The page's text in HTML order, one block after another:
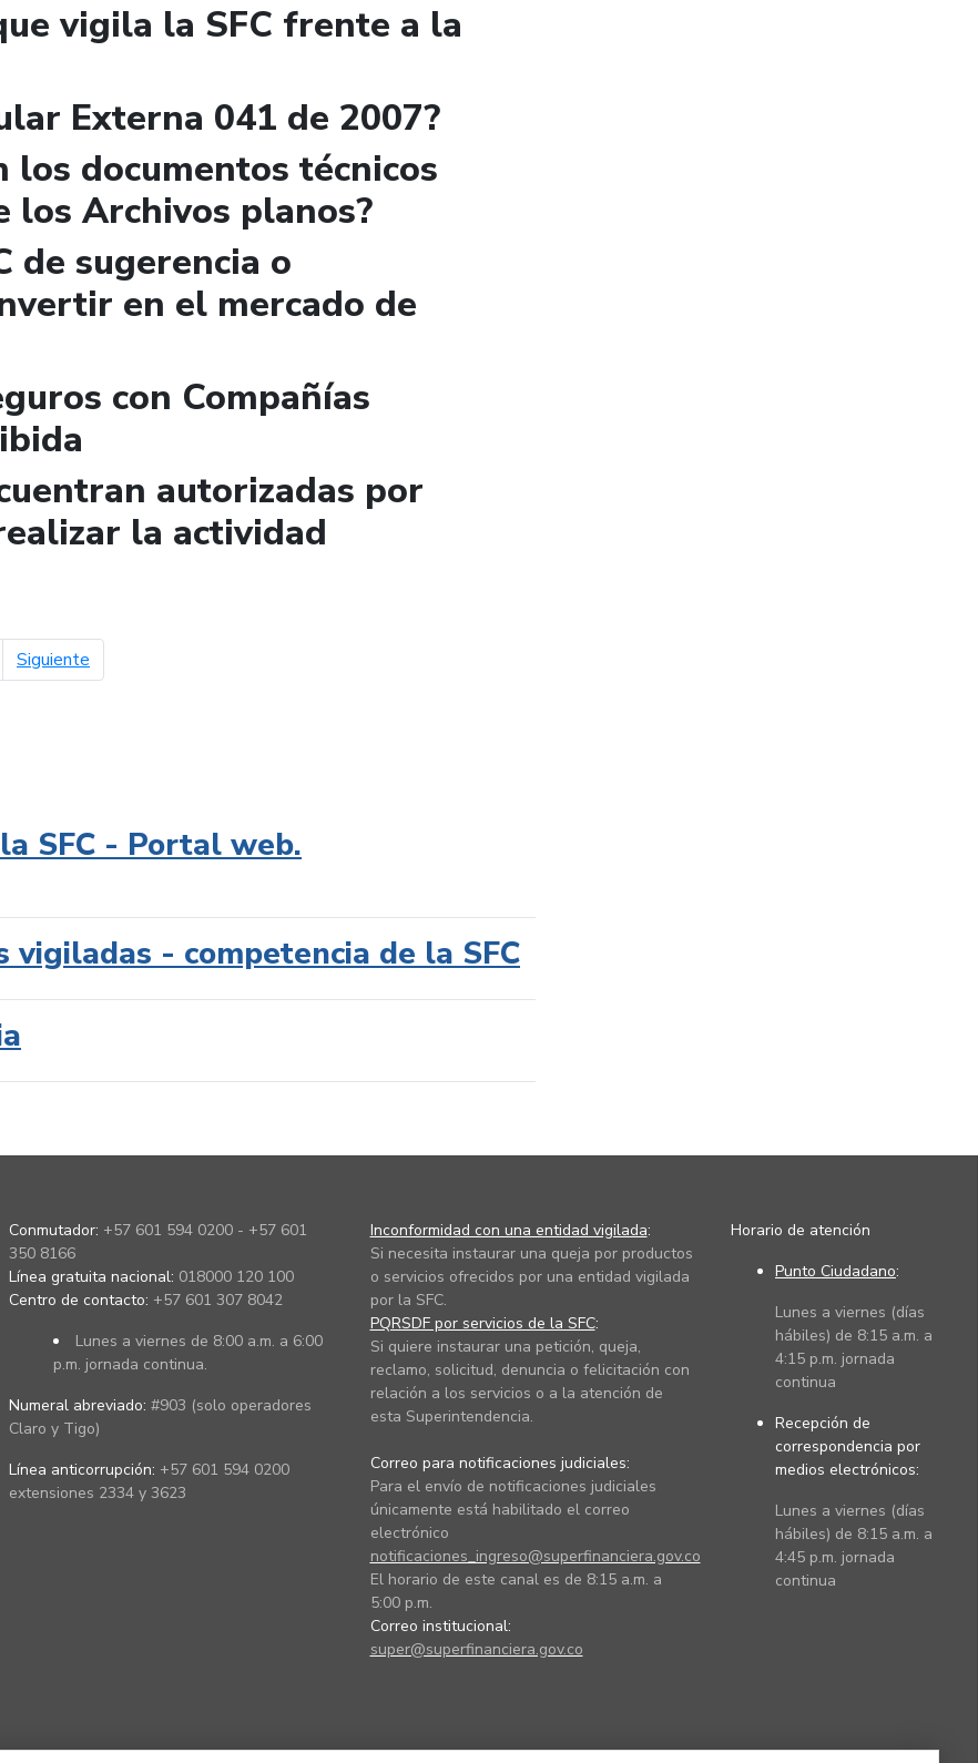
vigila la SFC frente a la
Externa 041 de 2007?
los documentos técnicos
los Archivos planos?
de sugerencia o
en el mercado de
con Compañías
autorizadas por
la actividad
Siguiente
SFC - Portal web.
vigiladas - competencia de la SFC
Conmutador: +57 601 594 0200 - +57 601
350 8166
Línea gratuita nacional: 018000 120 100
Centro de contacto: +57 601 307 8042
Lunes a viernes de 8:00 a.m. a 6:00
p.m. jornada continua.
Numeral abreviado: #903 (solo operadores
Claro y Tigo)
Línea anticorrupción: +57 601 594 0200
extensiones 2334 y 3623
Inconformidad con una entidad vigilada:
Si necesita instaurar una queja por productos
o servicios ofrecidos por una entidad vigilada
por la SFC.
PQRSDF por servicios de la SFC:
Si quiere instaurar una petición, queja,
reclamo, solicitud, denuncia o felicitación con
relación a los servicios o a la atención de
esta Superintendencia.
Correo para notificaciones judiciales:
Para el envío de notificaciones judiciales
únicamente está habilitado el correo
electrónico
notificaciones_ingreso@superfinanciera.gov.co
El horario de este canal es de 8:15 a.m. a
5:00 p.m.
Correo institucional:
super@superfinanciera.gov.co
Horario de atención
Punto Ciudadano:
Lunes a viernes (días
hábiles) de 8:15 a.m. a
4:15 p.m. jornada
continua
Recepción de
correspondencia por
medios electrónicos:
Lunes a viernes (días
hábiles) de 8:15 a.m. a
4:45 p.m. jornada
continua